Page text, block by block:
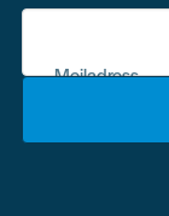
Mejladress